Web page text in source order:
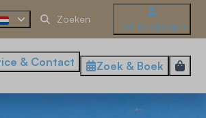
Mijn boekingen
& Contact Zoek & Boek